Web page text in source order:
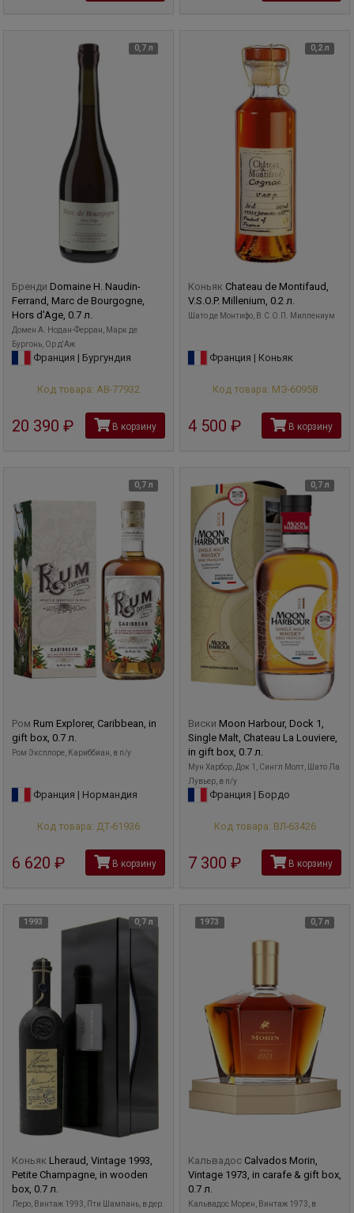
0,7 л
Бренди Domaine H. Naudin-
Ferrand, Marc de Bourgogne,
Hors d'Age, 0.7 л.
Домен А. Нодан-Ферран, Марк де
Бургонь, Ор д'Аж
Франция | Бургундия
Код товара: АВ-77932
20 390 рубВ корзину
0,2 л
Коньяк Chateau de Montifaud,
V.S.O.P. Millenium, 0.2 л.
Шато де Монтифо, В.С.О.П. Миллениум
Франция | Коньяк
Код товара: МЭ-60958
4 500 руб В корзину
0,7 л
Ром Rum Explorer, Caribbean, in
gift box, 0.7 л.
Ром Эксплоре, Кариббиан, в п/у
Франция | Нормандия
Код товара: ДТ-61936
6 620 руб В корзину
0,7 л
Виски Moon Harbour, Dock 1,
Single Malt, Chateau La Louviere,
in gift box, 0.7 л.
Мун Харбор, Док 1, Сингл Молт, Шато Ла
Лувьер, в п/у
Франция | Бордо
Код товара: ВЛ-63426
7 300 руб В корзину
1993 0,7 л
Коньяк Lheraud, Vintage 1993,
Petite Champagne, in wooden
box, 0.7 л.
Леро, Винтаж 1993, Пти Шампань, в дер.
1973 0,7 л
Кальвадос Calvados Morin,
Vintage 1973, in carafe & gift box,
0.7 л.
Кальвадос Морен, Винтаж 1973, в